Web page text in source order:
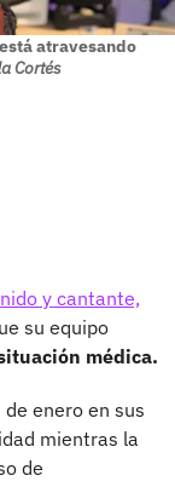
atravesando
Cortés
y cantante,
su equipo
médica.
enero en sus
mientras la
de